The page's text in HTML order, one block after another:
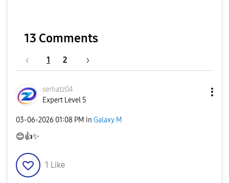
13 Comments
1 2
serhatz04
Expert Level 5
‎03-06-2026 01:08 PM in Galaxy M
😊👍✨
1 Like